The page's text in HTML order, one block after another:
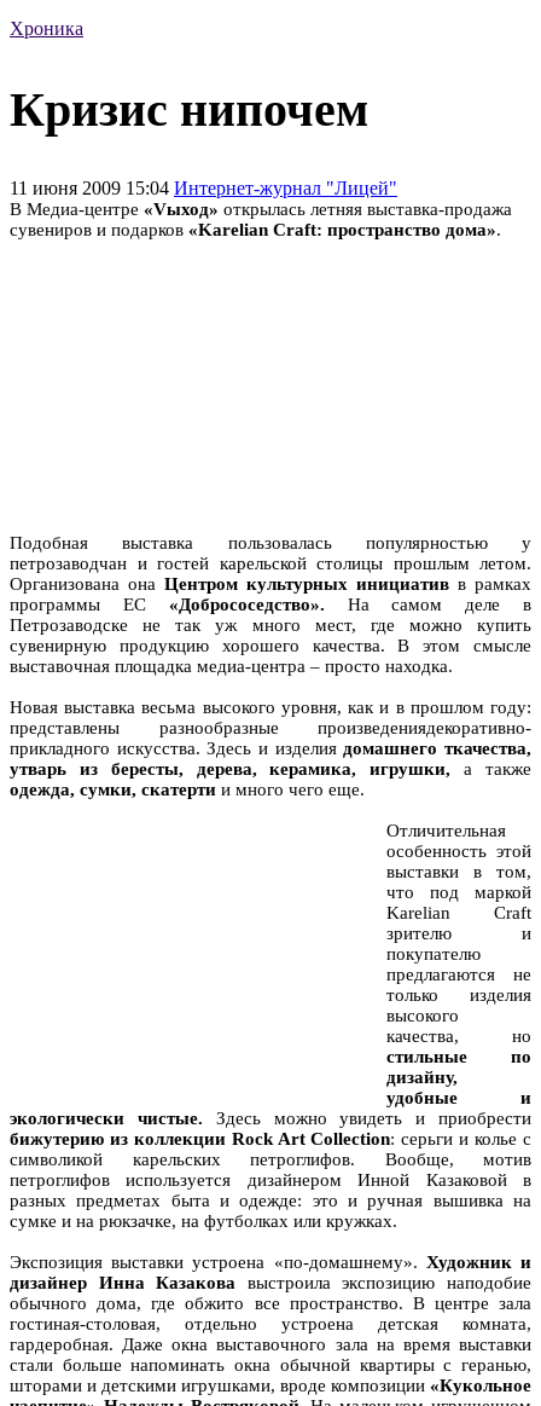
Хроника
Кризис нипочем
11 июня 2009 15:04 Интернет-журнал "Лицей"
В Медиа-центре «Vыход» открылась летняя выставка-продажа
сувениров и подарков «Karelian Craft: пространство дома».
Подобная выставка пользовалась популярностью у
петрозаводчан и гостей карельской столицы прошлым летом.
Организована она Центром культурных инициатив в рамках
программы ЕС «Добрососедство». На самом деле в
Петрозаводске не так уж много мест, где можно купить
сувенирную продукцию хорошего качества. В этом смысле
выставочная площадка медиа-центра – просто находка.
Новая выставка весьма высокого уровня, как и в прошлом году:
представлены разнообразные произведениядекоративно-
прикладного искусства. Здесь и изделия домашнего ткачества,
утварь из бересты, дерева, керамика, игрушки,а также
одежда, сумки, скатерти и много чего еще.
Отличительная
особенность этой
выставки в том,
что под маркой
Karelian Craft
зрителю и
покупателю
предлагаются не
только изделия
высокого
качества, но
стильные по
дизайну,
удобные и
экологически чистые. Здесь можно увидеть и приобрести
бижутерию из коллекции Rock Art Collection: серьги и колье с
символикой карельских петроглифов. Вообще, мотив
петроглифов используется дизайнером Инной Казаковой в
разных предметах быта и одежде: это и ручная вышивка на
сумке и на рюкзачке, на футболках или кружках.
Экспозиция выставки устроена «по-домашнему». Художник и
дизайнер Инна Казакова выстроила экспозицию наподобие
обычного дома, где обжито все пространство. В центре зала
гостиная-столовая, отдельно устроена детская комната,
гардеробная. Даже окна выставочного зала на время выставки
стали больше напоминать окна обычной квартиры с геранью,
шторами и детскими игрушками, вроде композиции «Кукольное